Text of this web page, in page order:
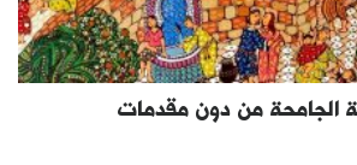
الجامحة من دون مقدمات